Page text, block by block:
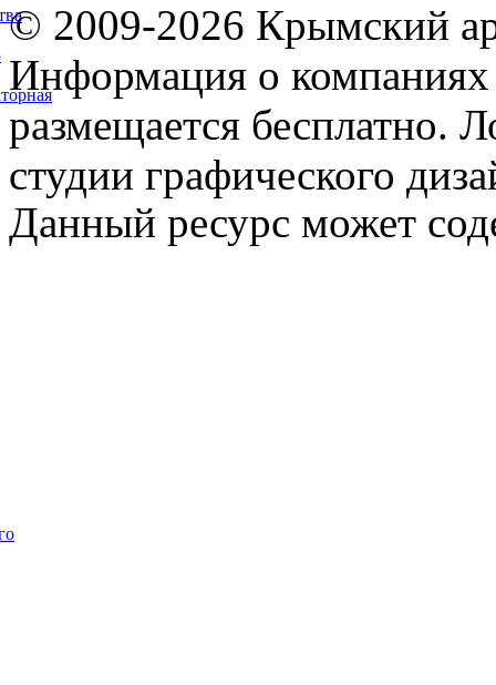
© 2009-2026 Крымский
Информация о компаниях
размещается бесплатно.
студии графического
Данный ресурс может